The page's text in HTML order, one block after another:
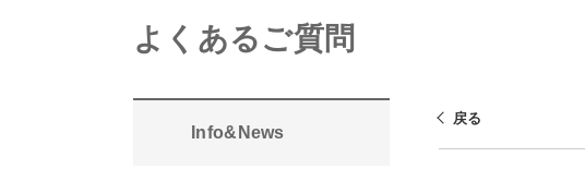
よくあるご質問
Info&News
戻る